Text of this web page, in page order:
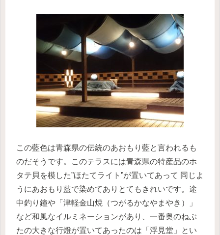
この藍色は青森県の伝統のあおもり藍と言われるも
のだそうです。このテラスには青森県の特産品のホ
タテ貝を模した”ほたてライト”が置いてあって 同じよ
うにあおもり藍で染めてありとてもきれいです。途
中釣り鐘や「津軽金山焼（つがるかなやまやき）」
など和風なイルミネーションがあり、一番奥のねぶ
たの大きな行燈が置いてあったのは「浮見堂」とい